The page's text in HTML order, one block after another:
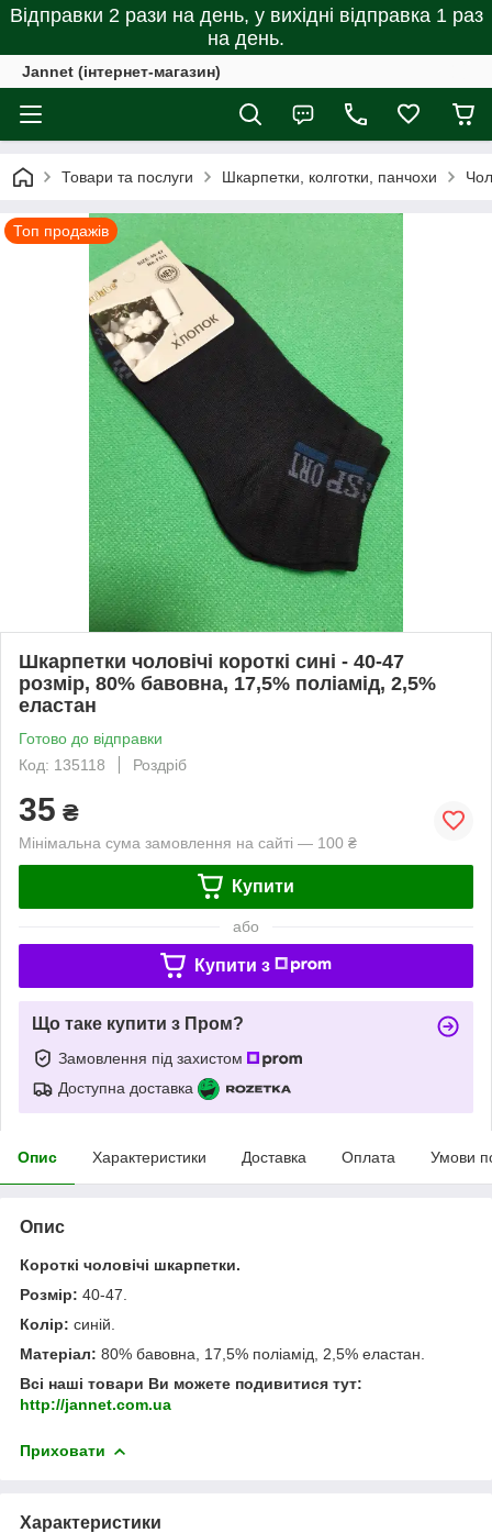
Відправки 2 рази на день, у вихідні відправка 1 раз
на день.
Jannet (інтернет-магазин)
Товари та послуги Шкарпетки, колготки, панчохи
Топ продажів
Шкарпетки чоловічі короткі сині - 40-47
розмір, 80% бавовна, 17,5% поліамід, 2,5%
еластан
Готово до відправки
Код: 135118
Роздріб
35 ₴
Мінімальна сума замовлення на сайті — 100 ₴
Купити
або
Купити з
Що таке купити з Пром?
Замовлення під захистом
Доступна доставка
Опис Характеристики Доставка Оплата Умови
Опис
Короткі чоловічі шкарпетки.
Розмір: 40-47.
Колір: синій.
Матеріал: 80% бавовна, 17,5% поліамід, 2,5% еластан.
Всі наші товари Ви можете подивитися тут:
http://jannet.com.ua
Приховати
Характеристики